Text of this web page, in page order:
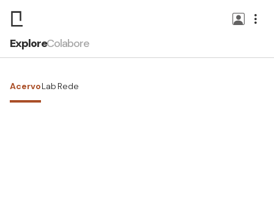
ExploreColabore
AcervoLab Rede